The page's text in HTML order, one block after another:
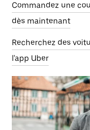
Commandez une
dès maintenant
Recherchez des
l'app Uber